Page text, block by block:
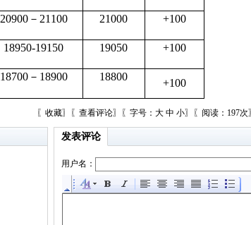
20900－21100 21000 +100
18950-19150 19050 +100
18700－18900 18800
+100
〖 收藏〗〖 查看评论〗〖字号： 大 中 小〗〖阅读：197次
发表评论
用户名：